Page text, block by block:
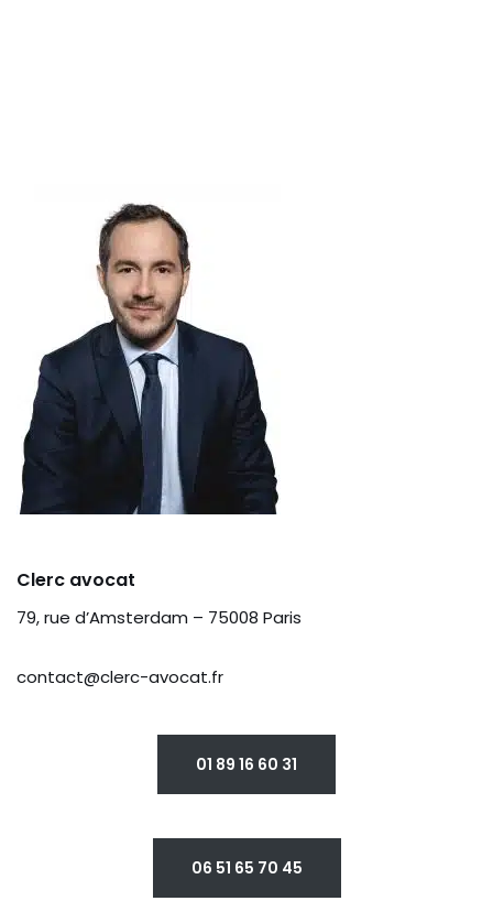
Clerc avocat
79, rue d’Amsterdam – 75008 Paris
contact@clerc-avocat.fr
01 89 16 60 31
06 51 65 70 45